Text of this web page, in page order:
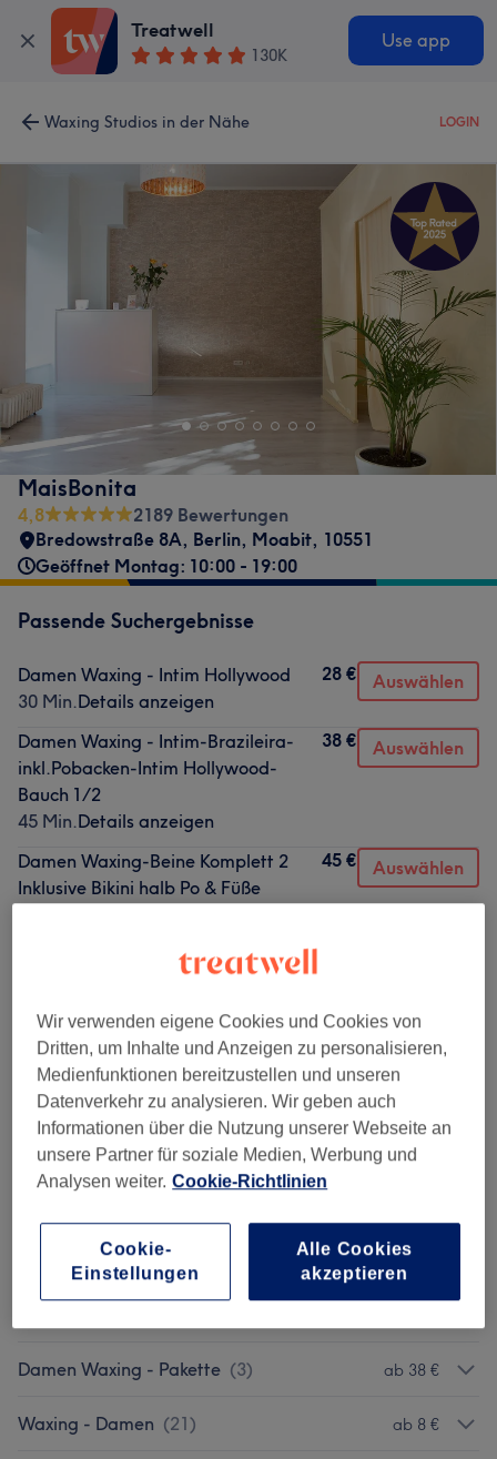
Treatwell
130K
Use app
Waxing Studios in der Nähe LOGIN
MaisBonita
4,8
2189 Bewertungen
Bredowstraße 8A, Berlin, Moabit, 10551
Geöffnet Montag: 10:00 - 19:00
Passende Suchergebnisse
Damen Waxing - Intim Hollywood
30 Min.Details anzeigen
28 € Auswählen
Damen Waxing - Intim-Brazileira-
inkl.Pobacken-Intim Hollywood-
Bauch 1/2
45 Min.Details anzeigen
38 € Auswählen
Damen Waxing-Beine Komplett 2
Inklusive Bikini halb Po & Füße
45 € Auswählen
Damen Waxing - Bikini Tanga
Details anzeigen
2Damen Waxing - Bikini
30 Min.Details anzeigen
12 € Auswählen
3 weitere passende Services anzeigen...
Nicht gefunden wonach du gesucht hast?
Alle Services
Herren Waxing-Oberkörper ab 8 €
Damen Waxing - Pakette (3) ab 38 €
Waxing - Damen (21) ab 8 €
Wir verwenden eigene Cookies und Cookies von
Dritten, um Inhalte und Anzeigen zu personalisieren,
Medienfunktionen bereitzustellen und unseren
Datenverkehr zu analysieren. Wir geben auch
Informationen über die Nutzung unserer Webseite an
unsere Partner für soziale Medien, Werbung und
Analysen weiter. Cookie-Richtlinien
Cookie-
Einstellungen
Alle Cookies
akzeptieren